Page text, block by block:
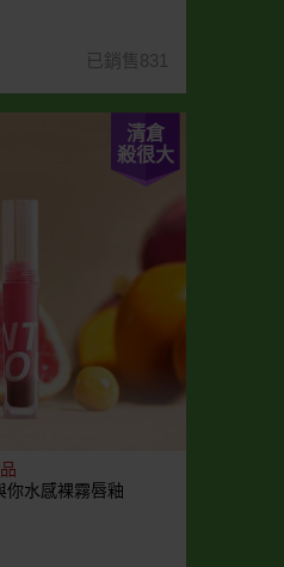
已銷售831
清倉
殺很大
你水感裸霧唇釉